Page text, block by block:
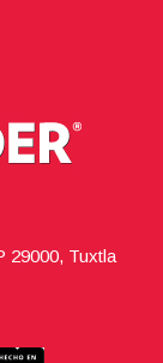
29000, Tuxtla